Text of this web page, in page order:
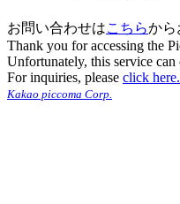
お問い合わせはこちらから
Thank you for accessing the
Unfortunately, this service can
For inquiries, please click here.
Kakao piccoma Corp.